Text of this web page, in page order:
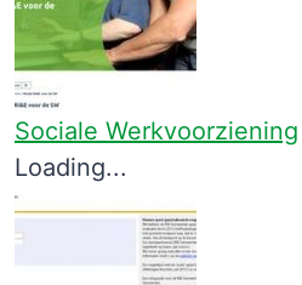
Sociale Werkvoorziening
Loading...